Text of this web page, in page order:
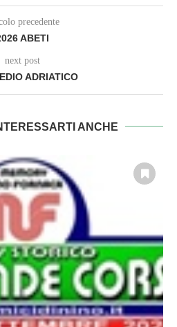
precedente
ABETI
next post
ADRIATICO
ANCHE